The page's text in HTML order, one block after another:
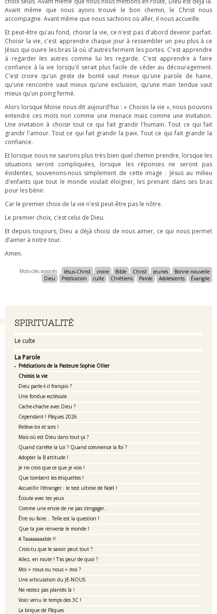
Navigation
SPIRITUALITÉ
Le culte
La Parole
Prédications de la Pasteure Sophie Ollier
Choisis la vie
Dieu parle-t-il français ?
Une fondue ecclésiale
Cache-chache avec Dieu ?
Cependant ! Pâques 2026
Relève-toi et sors !
Mais où est Dieu dans tout ça ?
Quand s’arrête la Loi ? Quand commence la foi ?
Adopter la B attitude !
Je ne crois que ce que je vois !
Que tombent les étiquettes !
Accueillir l'étranger : le test ultime de Noël !
Écoute avec tes yeux
Comme une envie de ne pas s'engager...
Être ou faire… Telle est la question !
Que ta joie renverse le monde !
A Taaaaaaaable !!
Crois-tu que le savoir peut tout ?
Allez, en route ! T'as peur de quoi ?
Moi = nous ou nous = moi ?
Une articulation du JE-NOUS
Ne restez pas plantés là !
Voici venu le temps des 3C !
La brique de Pâques
Avant même que nous ayons trouvé le bon chemin, le Christ nous
accompagne. Avant même que nous sachions où aller, il nous accueille.
Et peut-être qu'au fond, choisir la vie, ce n'est pas d'abord devenir parfait.
Choisir la vie, c'est apprendre chaque jour à ressembler un peu plus à ce
Jésus qui ouvre les bras là où d'autres ferment les portes. C'est apprendre
à regarder les autres comme lui les regarde. C'est apprendre à faire
confiance à la vie lorsqu'il serait plus facile de céder au découragement.
C'est croire qu'un geste de bonté vaut mieux qu'une parole de haine,
qu'une rencontre vaut mieux qu'une exclusion, qu'une main tendue vaut
mieux qu'un poing fermé.
Alors lorsque Moïse nous dit aujourd'hui : « Choisis la vie », nous pouvons
entendre ces mots non comme une menace mais comme une invitation.
Une invitation à choisir tout ce qui fait grandir l'humain. Tout ce qui fait
grandir l'amour. Tout ce qui fait grandir la paix. Tout ce qui fait grandir la
confiance.
Et lorsque nous ne saurons plus très bien quel chemin prendre, lorsque les
situations seront compliquées, lorsque les réponses ne seront pas
évidentes, souvenons-nous simplement de cette image : Jésus au milieu
d'enfants que tout le monde voulait éloigner, les prenant dans ses bras
pour les bénir.
Car le premier choix de la vie n'est peut-être pas le nôtre.
Le premier choix, c'est celui de Dieu.
Et depuis toujours, Dieu a déjà choisi de nous aimer, ce qui nous permet
d’aimer à notre tour.
Amen.
Mots-clés associés : Jésus-Christ croire Bible Christ jeunes
Bonne nouvelle
Dieu
Prédication culte Chrétiens Parole Adolescents Évangile